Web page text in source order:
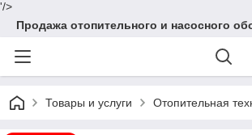
'/>
Продажа отопительного и насосного
Товары и услуги Отопительная